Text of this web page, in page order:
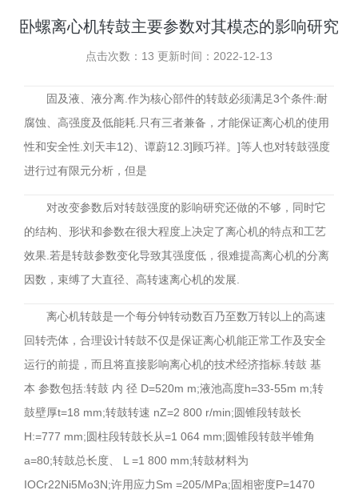
卧螺离心机转鼓主要参数对其模态的影响研究
点击次数：13 更新时间：2022-12-13
固及液、液分离.作为核心部件的转鼓必须满足3个条件:耐
腐蚀、高强度及低能耗.只有三者兼备，才能保证离心机的使用
性和安全性.刘天丰12)、谭蔚12.3]顾巧祥。]等人也对转鼓强度
进行过有限元分析，但是
对改变参数后对转鼓强度的影响研究还做的不够，同时它
的结构、形状和参数在很大程度上决定了离心机的特点和工艺
效果.若是转鼓参数变化导致其强度低，很难提高离心机的分离
因数，束缚了大直径、高转速离心机的发展.
离心机转鼓是一个每分钟转动数百乃至数万转以上的高速
回转壳体，合理设计转鼓不仅是保证离心机能正常工作及安全
运行的前提，而且将直接影响离心机的技术经济指标.转鼓 基
本 参数包括:转鼓 内 径 D=520m m;液池高度h=33-55m m;转
鼓壁厚t=18 mm;转鼓转速 nZ=2 800 r/min;圆锥段转鼓长
H:=777 mm;圆柱段转鼓长从=1 064 mm;圆锥段转鼓半锥角
a=80;转鼓总长度、 L =1 800 mm;转鼓材料为
IOCr22Ni5Mo3N;许用应力Sm =205/MPa;固相密度P=1470